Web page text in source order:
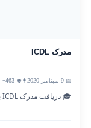
مدرک ICDL
👨‍🎓 463+ نفر
🎓 دریافت مدرک ICDL با آزمون آنلاین | آموزشگاه نقدی با مجوز...